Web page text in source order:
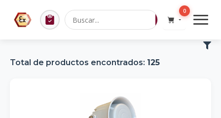
0
Total de productos encontrados: 125